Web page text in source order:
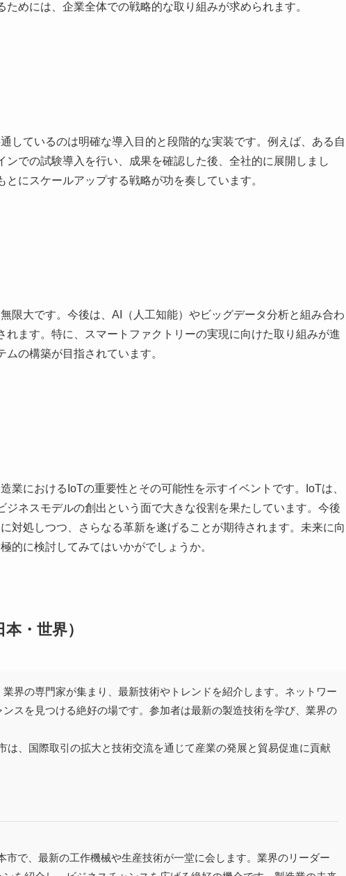
めには、企業全体での戦略的な取り組みが求められます。
しているのは明確な導入目的と段階的な実装です。例えば、ある自
での試験導入を行い、成果を確認した後、全社的に展開しまし
にスケールアップする戦略が功を奏しています。
限大です。今後は、AI（人工知能）やビッグデータ分析と組み合わ
ます。特に、スマートファクトリーの実現に向けた取り組みが進
の構築が目指されています。
業におけるIoTの重要性とその可能性を示すイベントです。IoTは、
ネスモデルの創出という面で大きな役割を果たしています。今後
対処しつつ、さらなる革新を遂げることが期待されます。未来に向
的に検討してみてはいかがでしょうか。
・世界）
界の専門家が集まり、最新技術やトレンドを紹介します。ネットワー
スを見つける絶好の場です。参加者は最新の製造技術を学び、業界の
は、国際取引の拡大と技術交流を通じて産業の発展と貿易促進に貢献
で、最新の工作機械や生産技術が一堂に会します。業界のリーダー